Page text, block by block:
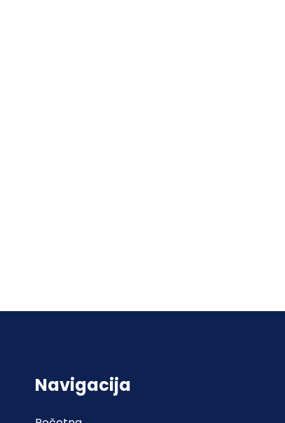
Navigacija